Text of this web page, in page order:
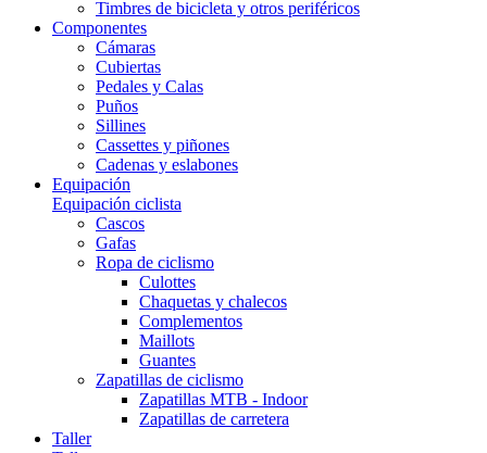
Timbres de bicicleta y otros periféricos
Componentes
Cámaras
Cubiertas
Pedales y Calas
Puños
Sillines
Cassettes y piñones
Cadenas y eslabones
Equipación
Equipación ciclista
Cascos
Gafas
Ropa de ciclismo
Culottes
Chaquetas y chalecos
Complementos
Maillots
Guantes
Zapatillas de ciclismo
Zapatillas MTB - Indoor
Zapatillas de carretera
Taller